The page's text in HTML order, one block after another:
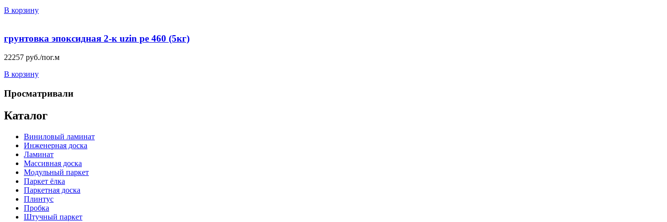
В корзину
грунтовка эпоксидная 2-к uzin pe 460 (5кг)
22257 руб./пог.м
В корзину
Просматривали
Каталог
Виниловый ламинат
Инженерная доска
Ламинат
Массивная доска
Модульный паркет
Паркет ёлка
Паркетная доска
Плинтус
Пробка
Штучный паркет